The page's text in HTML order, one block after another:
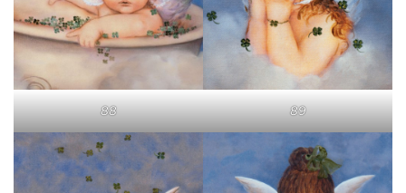
88 89